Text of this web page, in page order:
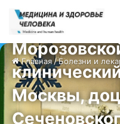
Главная/Болезни и
По словам
Москвы,